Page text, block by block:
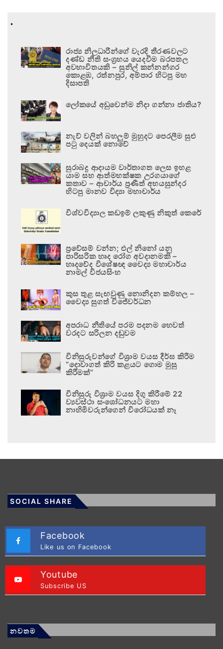
.
රාජ්‍ය නිලධාරීන්ගේ වැරදි තීරණවලට
දණ්ඩ නීති සංග්‍රහය යෙදවීම බරපතල
අවභාවිතයකි – සුනිල් කන්නන්ගර
කොළඹ, රත්නපුර, අම්පාර හිටපු මහ
දිසාපති
ලෝකයේ අඩුවෙන්ම නිදා ගන්නා ජාතිය?
නැව් වලින් බහලුම් මුහුදට පෙරලීම සුළු
පටු දෙයක් නොවේ
සුරාබදු ආදායම වාර්තාගත ලෙස ඉහළ
යාම සහ ආත්මභක්ෂක උරගයාගේ
කතාව – ආචාර්ය ප්‍රණීත් අභයසුන්දර
හිටපු මානව විද්‍යා මහාචාර්ය
විශ්වවිද්‍යාල කඩඉම් ලකුණු නිකුත් කෙරේ
ප්‍රවේසම් වන්න; එල් නිනෝ යනු
පාරිසරික හෘද රෝග අවදානමකි –
හෘදවේද විශේෂඥ වෛද්‍ය මහාචාර්ය
නාමල් විජයසිංහ
කුස තුළ සැඟවුණු නොනිදන කම්හල –
වෛද්‍ය සුගත් විජේවර්ධන
අපරාධ නීතියේ පරම පදනම හෙවත්
වරදට සරිලන දඬුවම
විනිසුරුවන්ගේ විශ්‍රාම වයස දීර්ඝ කිරීම
“දොවාගත් කිරි කළයට ගොම මුසු
කිරීමක්”
විනිසුරු විශ්‍රාම වයස දිගු කිරීමේ 22
ව්‍යවස්ථා සංශෝධනයට මහා
නාහිමිවරුන්ගෙන් විරෝධයක් නෑ
SOCIAL SHARE
Facebook
Like us on Facebook
Youtube
Subscribe US
නවතම